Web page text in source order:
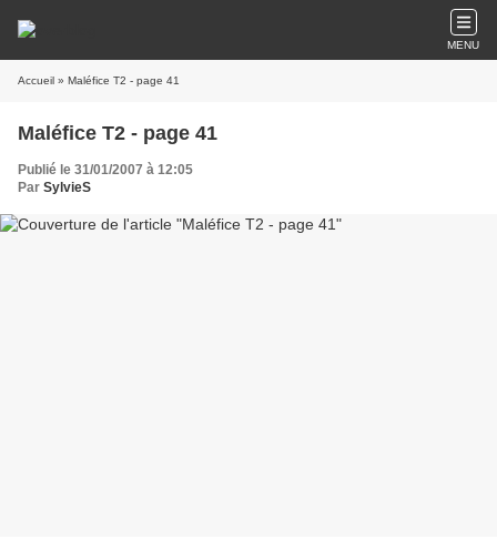
MENU
Accueil » Maléfice T2 - page 41
Maléfice T2 - page 41
Publié le 31/01/2007 à 12:05
Par SylvieS